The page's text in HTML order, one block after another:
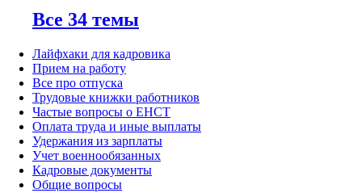
Все 34 темы
Лайфхаки для кадровика
Прием на работу
Все про отпуска
Трудовые книжки работников
Частые вопросы о ЕНСТ
Оплата труда и иные выплаты
Удержания из зарплаты
Учет военнообязанных
Кадровые документы
Общие вопросы